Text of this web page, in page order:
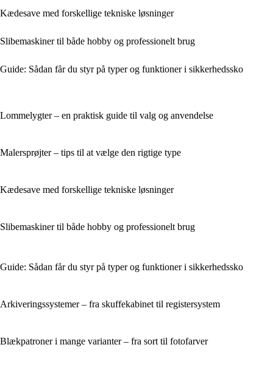
Kædesave med forskellige tekniske løsninger
Slibemaskiner til både hobby og professionelt brug
Guide: Sådan får du styr på typer og funktioner i sikkerhedssko
Lommelygter – en praktisk guide til valg og anvendelse
Malersprøjter – tips til at vælge den rigtige type
Kædesave med forskellige tekniske løsninger
Slibemaskiner til både hobby og professionelt brug
Guide: Sådan får du styr på typer og funktioner i sikkerhedssko
Arkiveringssystemer – fra skuffekabinet til registersystem
Blækpatroner i mange varianter – fra sort til fotofarver